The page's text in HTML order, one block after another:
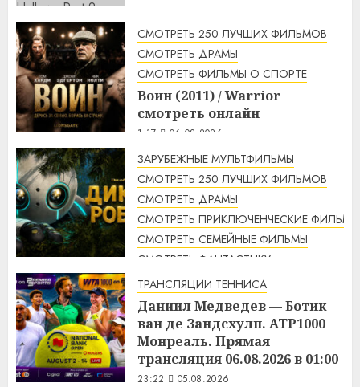
Гарри Поттер и Дары
смерти: Часть 2 (2011) / Harry
Potter and the Deathly
Hallows: Part 2 смотреть
онлайн
2:12 06.08.2026
СМОТРЕТЬ 250 ЛУЧШИХ ФИЛЬМОВ
СМОТРЕТЬ ДРАМЫ
СМОТРЕТЬ ФИЛЬМЫ О СПОРТЕ
Воин (2011) / Warrior
смотреть онлайн
1:17 06.08.2026
ЗАРУБЕЖНЫЕ МУЛЬТФИЛЬМЫ
СМОТРЕТЬ 250 ЛУЧШИХ ФИЛЬМОВ
СМОТРЕТЬ ДРАМЫ
СМОТРЕТЬ ПРИКЛЮЧЕНЧЕСКИЕ ФИЛЬМЫ
СМОТРЕТЬ СЕМЕЙНЫЕ ФИЛЬМЫ
СМОТРЕТЬ ФАНТАСТИКУ
Дикий робот (2024) / The Wild
Robot смотреть онлайн
1:14 06.08.2026
ТРАНСЛЯЦИИ ТЕННИСА
Даниил Медведев — Ботик
ван де Зандсхулп. ATP1000
Монреаль. Прямая
трансляция 06.08.2026 в 01:00
23:22 05.08.2026